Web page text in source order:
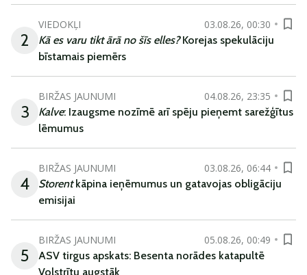
2
VIEDOKĻI
03.08.26, 00:30
Kā es varu tikt ārā no šīs elles?Korejas spekulāciju
bīstamais piemērs
3
BIRŽAS JAUNUMI
04.08.26, 23:35
Kalve: Izaugsme nozīmē arī spēju pieņemt sarežģītus
lēmumus
4
BIRŽAS JAUNUMI
03.08.26, 06:44
Storentkāpina ieņēmumus un gatavojas obligāciju
emisijai
5
BIRŽAS JAUNUMI
05.08.26, 00:49
ASV tirgus apskats: Besenta norādes katapultē
Volstrītu augstāk